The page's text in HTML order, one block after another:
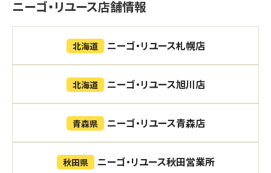
ニーゴ・リユース店舗情報
北海道 ニーゴ・リユース札幌店
北海道 ニーゴ・リユース旭川店
青森県 ニーゴ・リユース青森店
秋田県 ニーゴ・リユース秋田営業所